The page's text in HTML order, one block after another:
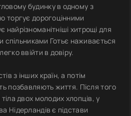
будинку в одному з
торгує дорогоцінними
найрізноманітніші хитрощі для
спільниками Готьє наживається
ввійти в довіру.
з інших країн, а потім
позбавляють життя. Після того
двох молодих хлопців, у
Нідерландів є підстави